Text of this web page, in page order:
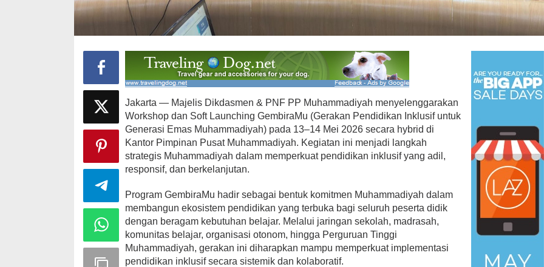
Jakarta — Majelis Dikdasmen & PNF PP Muhammadiyah menyelenggarakan
Workshop dan Soft Launching GembiraMu (Gerakan Pendidikan Inklusif untuk
Generasi Emas Muhammadiyah) pada 13–14 Mei 2026 secara hybrid di
Kantor Pimpinan Pusat Muhammadiyah. Kegiatan ini menjadi langkah
strategis Muhammadiyah dalam memperkuat pendidikan inklusif yang adil,
responsif, dan berkelanjutan.
Program GembiraMu hadir sebagai bentuk komitmen Muhammadiyah dalam
membangun ekosistem pendidikan yang terbuka bagi seluruh peserta didik
dengan beragam kebutuhan belajar. Melalui jaringan sekolah, madrasah,
komunitas belajar, organisasi otonom, hingga Perguruan Tinggi
Muhammadiyah, gerakan ini diharapkan mampu memperkuat implementasi
pendidikan inklusif secara sistemik dan kolaboratif.
12 Kandidat Bersaing Dalam
Ajang Pemilihan Anggota BPD
Brekat
PAN Kota Bandar Lampung
Bergerak Cepat, Ringankan
Beban Keluarga Korban
Di Bandar Lampung, Duka, Politik Juli 11, 2026